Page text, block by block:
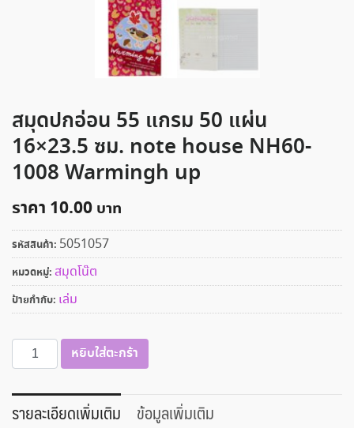
สมุดปกอ่อน 55 แกรม 50 แผ่น
16×23.5 ซม. note house NH60-
1008 Warmingh up
ราคา 10.00
รหัสสินค้า: 5051057
หมวดหมู่: สมุดโน๊ต
ป้ายกำกับ: เล่ม
จำนวน
สมุด
อ่อน
หยิบใส่ตะกร้า
รายละเอียดเพิ่มเติม ข้อมูลเพิ่มเติม